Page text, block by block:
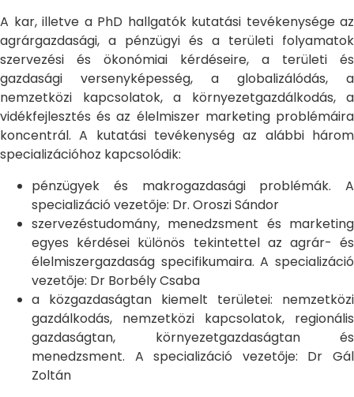
A kar, illetve a PhD hallgatók kutatási tevékenysége az
agrárgazdasági, a pénzügyi és a területi folyamatok
szervezési és ökonómiai kérdéseire, a területi és
gazdasági versenyképesség, a globalizálódás, a
nemzetközi kapcsolatok, a környezetgazdálkodás, a
vidékfejlesztés és az élelmiszer marketing problémáira
koncentrál. A kutatási tevékenység az alábbi három
specializációhoz kapcsolódik:
pénzügyek és makrogazdasági problémák. A
specializáció vezetője: Dr. Oroszi Sándor
szervezéstudomány, menedzsment és marketing
egyes kérdései különös tekintettel az agrár- és
élelmiszergazdaság specifikumaira. A specializáció
vezetője: Dr Borbély Csaba
a közgazdaságtan kiemelt területei: nemzetközi
gazdálkodás, nemzetközi kapcsolatok, regionális
gazdaságtan, környezetgazdaságtan és
menedzsment. A specializáció vezetője: Dr Gál
Zoltán